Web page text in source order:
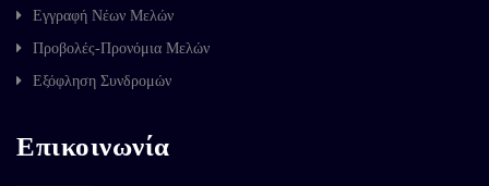
Εγγραφή Νέων Μελών
Προβολές-Προνόμια Μελών
Εξόφληση Συνδρομών
Επικοινωνία